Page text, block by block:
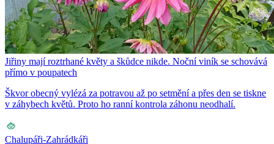
Jiřiny mají roztrhané květy a škůdce nikde. Noční viník se schovává
přímo v poupatech
Škvor obecný vylézá za potravou až po setmění a přes den se tiskne
v záhybech květů. Proto ho ranní kontrola záhonu neodhalí.
Chalupáři-Zahrádkáři